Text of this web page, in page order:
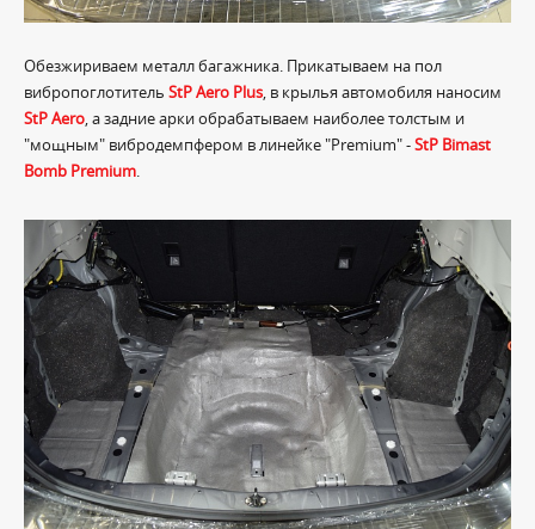
Обезжириваем металл багажника. Прикатываем на пол
вибропоглотитель StP Aero Plus, в крылья автомобиля наносим
StP Aero, а задние арки обрабатываем наиболее толстым и
"мощным" вибродемпфером в линейке "Premium" -StP Bimast
Bomb Premium.